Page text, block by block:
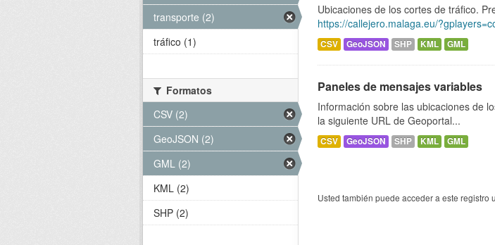
Ubicaciones de los cortes de tráfico.
https://callejero.malaga.eu/
CSV GeoJSON SHP KML GML
Paneles de mensajes variables
Información sobre las ubicaciones de
la siguiente URL de Geoportal...
CSV GeoJSON SHP KML GML
Usted también puede acceder a este registro
transporte (2)
tráfico (1)
Formatos
CSV (2)
GeoJSON (2)
GML (2)
KML (2)
SHP (2)